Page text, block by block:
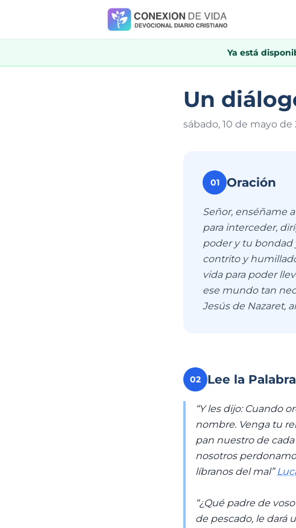
Ya está
Un
sábado, 10 de mayo de
01 Oración
Señor, enséñame
para interceder,
poder y tu bondad
contrito y
vida para poder
ese mundo tan
Jesús de Nazaret,
02 Lee la
“Y les dijo: Cuando
nombre. Venga tu
pan nuestro de
nosotros
líbranos del mal”
“¿Qué padre de
de pescado, le dará